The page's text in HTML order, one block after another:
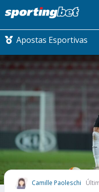
Apostas Esportivas
CONMEBOL
FUTEBOL
FUTEBOL
COMO
MAIS
Camille Paoleschi